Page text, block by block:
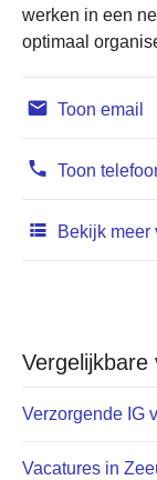
werken in een
optimaal
Toon email
Toon
Bekijk meer
Vergelijkbare
Verzorgende IG
Vacatures in